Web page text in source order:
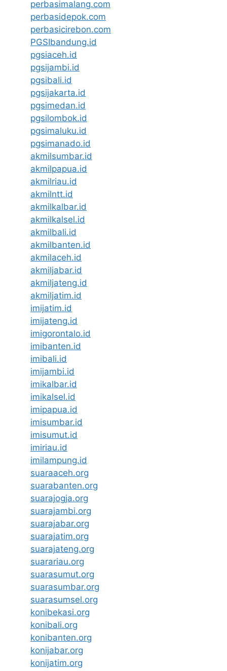
perbasimalang.com
perbasidepok.com
perbasicirebon.com
PGSIbandung.id
pgsiaceh.id
pgsijambi.id
pgsibali.id
pgsijakarta.id
pgsimedan.id
pgsilombok.id
pgsimaluku.id
pgsimanado.id
akmilsumbar.id
akmilpapua.id
akmilriau.id
akmilntt.id
akmilkalbar.id
akmilkalsel.id
akmilbali.id
akmilbanten.id
akmilaceh.id
akmiljabar.id
akmiljateng.id
akmiljatim.id
imijatim.id
imijateng.id
imigorontalo.id
imibanten.id
imibali.id
imijambi.id
imikalbar.id
imikalsel.id
imipapua.id
imisumbar.id
imisumut.id
imiriau.id
imilampung.id
suaraaceh.org
suarabanten.org
suarajogja.org
suarajambi.org
suarajabar.org
suarajatim.org
suarajateng.org
suarariau.org
suarasumut.org
suarasumbar.org
suarasumsel.org
konibekasi.org
konibali.org
konibanten.org
konijabar.org
konijatim.org